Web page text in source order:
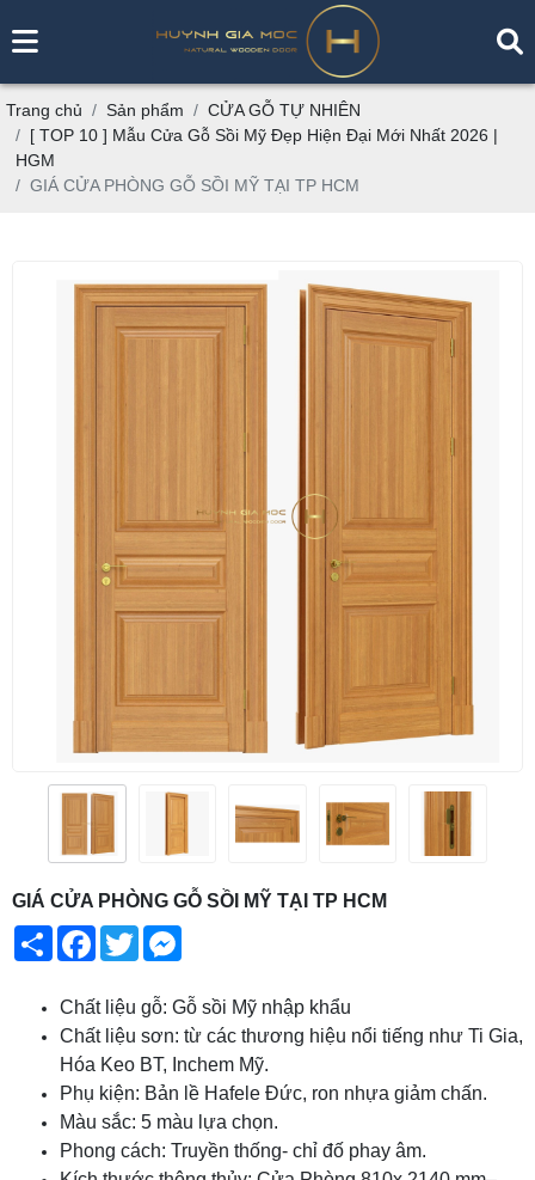
Trang chủ Sản phẩm
CỬA GỖ TỰ NHIÊN
[ TOP 10 ] Mẫu Cửa Gỗ Sồi Mỹ Đẹp Hiện Đại Mới Nhất 2026 |
HGM
GIÁ CỬA PHÒNG GỖ SỒI MỸ TẠI TP HCM
GIÁ CỬA PHÒNG GỖ SỒI MỸ TẠI TP HCM
Share Facebook
Twitter
Chất liệu gỗ: Gỗ sồi Mỹ nhập khẩu
Chất liệu sơn: từ các thương hiệu nổi tiếng như Ti Gia,
Hóa Keo BT, Inchem Mỹ.
Phụ kiện: Bản lề Hafele Đức, ron nhựa giảm chấn.
Màu sắc: 5 màu lựa chọn.
Phong cách: Truyền thống- chỉ đố phay âm.